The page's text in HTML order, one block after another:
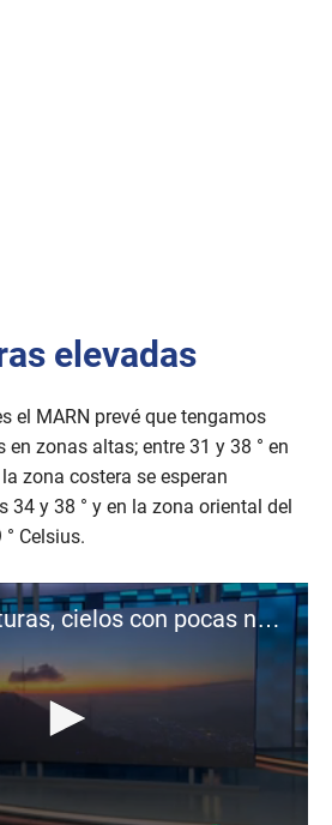
elevadas
el MARN prevé que tengamos
en zonas altas; entre 31 y 38 ° en
zona costera se esperan
34 y 38 ° y en la zona oriental del
Celsius.
Altas temperaturas, cielos con pocas nubes y lluvias durante el día